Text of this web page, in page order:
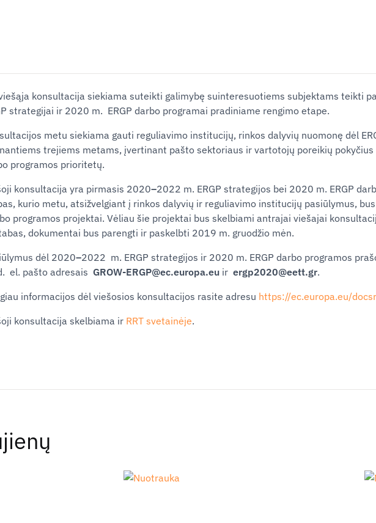
konsultacija siekiama suteikti galimybę suinteresuotiems subjektams teikti
strategijai ir 2020 m. ERGP darbo programai pradiniame rengimo etape.
metu siekiama gauti reguliavimo institucijų, rinkos dalyvių nuomonę dėl
trejiems metams, įvertinant pašto sektoriaus ir vartotojų poreikių pokyčius
programos prioritetų.
konsultacija yra pirmasis 2020–2022 m. ERGP strategijos bei 2020 m. ERGP
kurio metu, atsižvelgiant į rinkos dalyvių ir reguliavimo institucijų pasiūlymus,
programos projektai. Vėliau šie projektai bus skelbiami antrajai viešajai
dokumentai bus parengti ir paskelbti 2019 m. gruodžio mėn.
dėl 2020–2022 m. ERGP strategijos ir 2020 m. ERGP darbo programos
el. pašto adresais GROW-ERGP@ec.europa.eu ir ergp2020@eett.gr.
informacijos dėl viešosios konsultacijos rasite adresu https://ec.europa.eu/
konsultacija skelbiama ir RRT svetainėje.